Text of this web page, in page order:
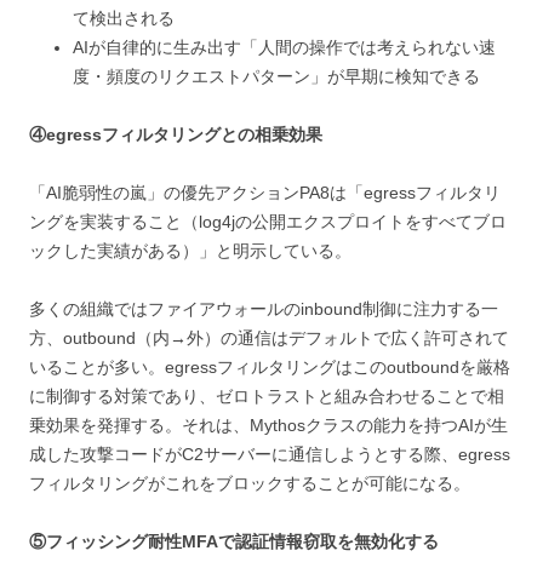
て検出される
AIが自律的に生み出す「人間の操作では考えられない速
度・頻度のリクエストパターン」が早期に検知できる
④egressフィルタリングとの相乗効果
「AI脆弱性の嵐」の優先アクションPA8は「egressフィルタリ
ングを実装すること（log4jの公開エクスプロイトをすべてブロ
ックした実績がある）」と明示している。
多くの組織ではファイアウォールのinbound制御に注力する一
方、outbound（内→外）の通信はデフォルトで広く許可されて
いることが多い。egressフィルタリングはこのoutboundを厳格
に制御する対策であり、ゼロトラストと組み合わせることで相
乗効果を発揮する。それは、Mythosクラスの能力を持つAIが生
成した攻撃コードがC2サーバーに通信しようとする際、egress
フィルタリングがこれをブロックすることが可能になる。
⑤フィッシング耐性MFAで認証情報窃取を無効化する